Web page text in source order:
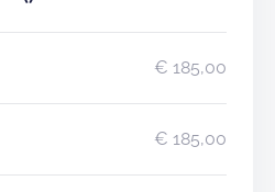
€ 185,00
€ 185,00